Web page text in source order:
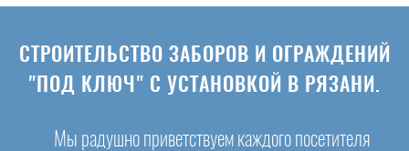
СТРОИТЕЛЬСТВО ЗАБОРОВ И ОГРАЖДЕНИЙ
"ПОД КЛЮЧ" С УСТАНОВКОЙ В РЯЗАНИ.
Мы радушно приветствуем каждого посетителя